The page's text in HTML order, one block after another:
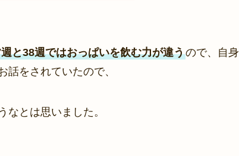
と38週ではおっぱいを飲む力が違うので、自身
をされていたので、
とは思いました。